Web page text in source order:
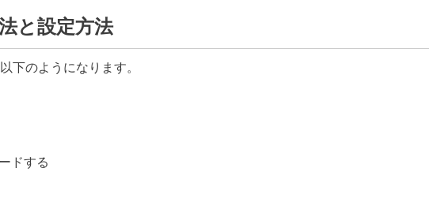
と設定方法
下のようになります。
ドする